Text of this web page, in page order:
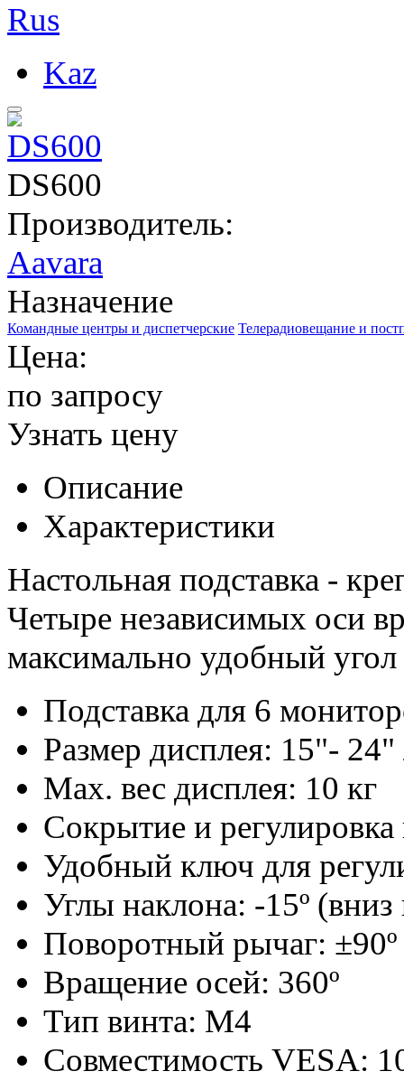
Rus
Kaz
DS600
Производитель:
Aavara
Назначение
Командные центры и диспетчерские Телерадиовещание и
Цена:
по запросу
Узнать цену
Описание
Характеристики
Настольная подставка -
Четыре независимых оси
максимально удобный угол
Подставка для 6
Размер дисплея: 15"-
Max. вес дисплея: 10 кг
Сокрытие и
Удобный ключ для
Углы наклона: -15º (вниз
Поворотный рычаг: ±90º
Вращение осей: 360º
Тип винта: M4
Совместимость VESA: